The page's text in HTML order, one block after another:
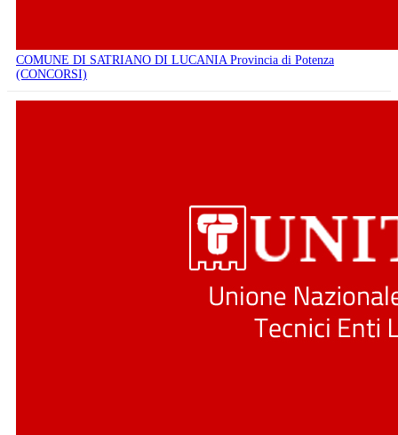
COMUNE DI SATRIANO DI LUCANIA Provincia di Potenza
(CONCORSI)